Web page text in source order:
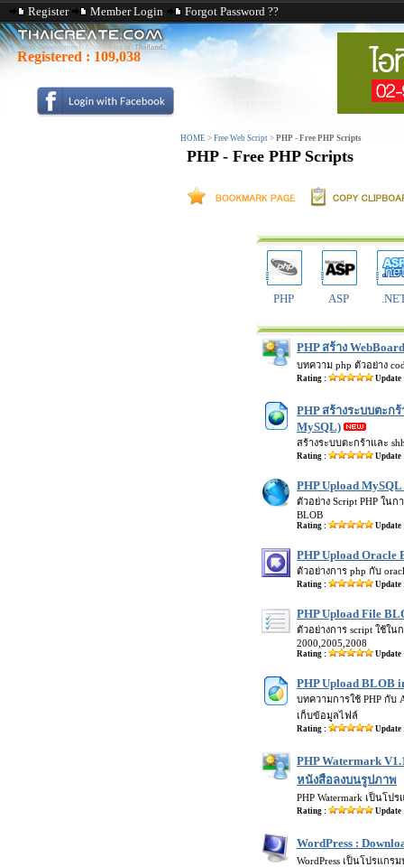
Register Member Login Forgot Password ??
Registered : 109,038
HOME > Free Web Script > PHP - Free PHP Scripts
PHP - Free PHP Scripts
PHP ASP
PHP สร้าง
บทความ php ตัวอย่าง
Rating : Update
PHP สร้างระบบตะก
MySQL)
สร้างระบบตะกร้าและ
Rating : Update
PHP Upload
ตัวอย่าง Script PHP ใน
BLOB
Rating : Update
PHP Upload Oracle
ตัวอย่างการ php กับ
Rating : Update
PHP Upload File
ตัวอย่างการ script ใช้ใน
2000,2005,2008
Rating : Update
PHP Upload BLOB
บทความการใช้ PHP กับ
เก็บข้อมูลไฟล์
Rating : Update
PHP Watermark
หนังสือลงบนรูปภาพ
PHP Watermark เป็นโ
Rating : Update
WordPress :
WordPress เป็นโปรแกร